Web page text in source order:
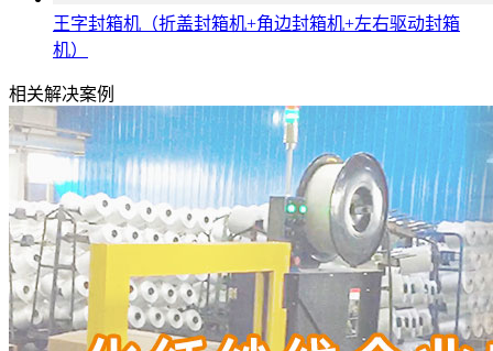
王字封箱机（折盖封箱机+角边封箱机+左右驱动封箱
机）
相关解决案例